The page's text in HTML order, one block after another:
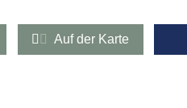
Auf der Karte